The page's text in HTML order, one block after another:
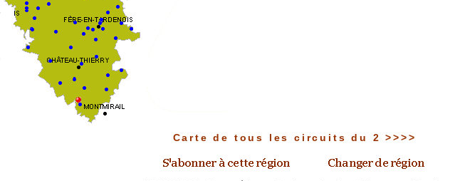
Carte de tous les circuits du 2 >>>>